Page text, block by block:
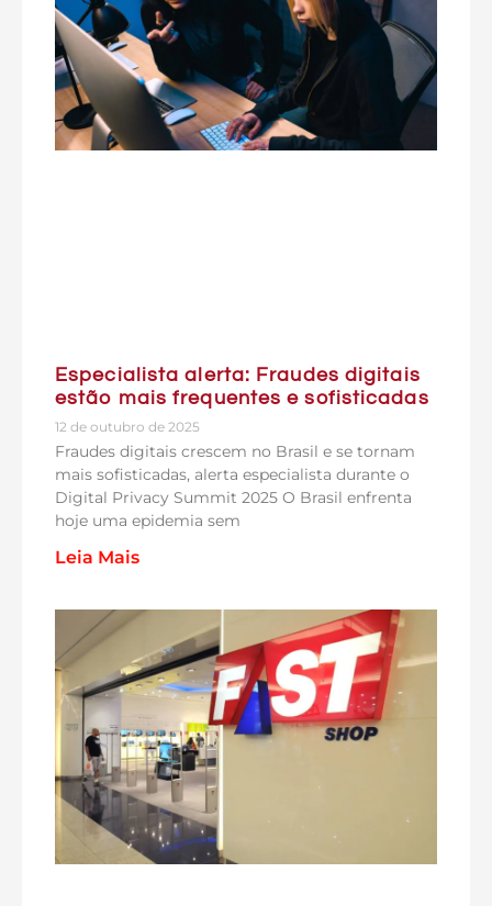
Especialista alerta: Fraudes digitais
estão mais frequentes e sofisticadas
12 de outubro de 2025
Fraudes digitais crescem no Brasil e se tornam
mais sofisticadas, alerta especialista durante o
Digital Privacy Summit 2025 O Brasil enfrenta
hoje uma epidemia sem
Leia Mais